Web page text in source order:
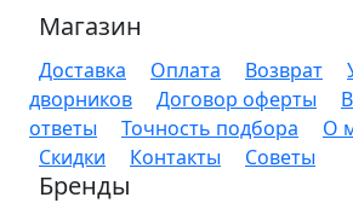
Магазин
Доставка Оплата Возврат
дворников
Договор оферты
ответы
Точность подбора
О
Скидки
Контакты Советы
Бренды